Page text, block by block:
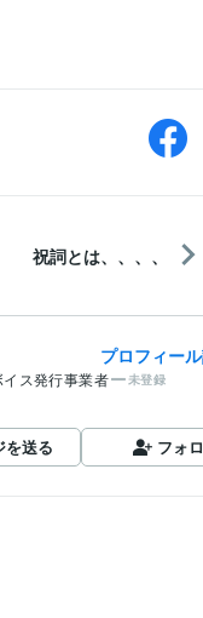
祝詞とは、、、、
プロフィー
イス発行事業者 未登録
を送る フォ